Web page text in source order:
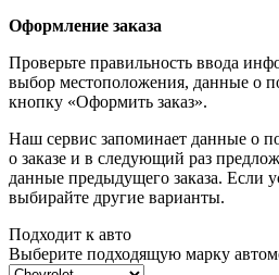
Оформление заказа
Проверьте правильность ввода
выбор местоположения, данные о
кнопку «Оформить заказ».
Наш сервис запоминает данные о
о заказе и в следующий раз
данные предыдущего заказа. Если
выбирайте другие варианты.
Подходит к авто
Выберите подходящую марку